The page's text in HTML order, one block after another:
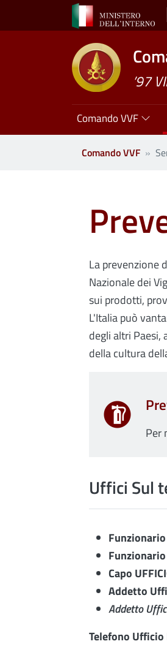
Salta al contenuto principale
’97
Comando VVF
Comando VVF
La prevenzione
Nazionale dei
sui prodotti,
L'Italia può
degli altri Paesi,
della cultura
Per
Uffici Sul
Funzionario
Funzionario
Capo
Addetto
Addetto
Telefono